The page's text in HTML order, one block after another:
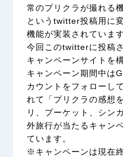
常のプリクラが撮れる
というtwitter投稿用に
機能が実装されています
今回このtwitterに投稿
キャンペーンサイトを
キャンペーン期間中は
カウントをフォローし
れて「プリクラの感想
リ、プーケット、シン
外旅行が当たるキャン
ています。
※キャンペーンは現在